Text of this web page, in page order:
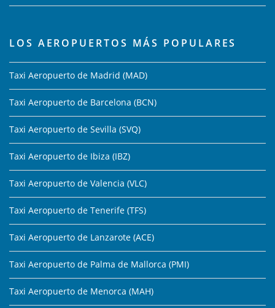
LOS AEROPUERTOS MÁS POPULARES
Taxi Aeropuerto de Madrid (MAD)
Taxi Aeropuerto de Barcelona (BCN)
Taxi Aeropuerto de Sevilla (SVQ)
Taxi Aeropuerto de Ibiza (IBZ)
Taxi Aeropuerto de Valencia (VLC)
Taxi Aeropuerto de Tenerife (TFS)
Taxi Aeropuerto de Lanzarote (ACE)
Taxi Aeropuerto de Palma de Mallorca (PMI)
Taxi Aeropuerto de Menorca (MAH)